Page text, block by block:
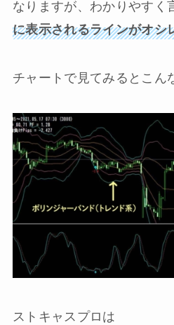
なりますが、わかりやすく
に表示されるラインがオシ
チャートで見てみるとこん
ストキャスプロは